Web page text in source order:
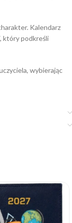
Kalendarz
który podkreśli
wybierając